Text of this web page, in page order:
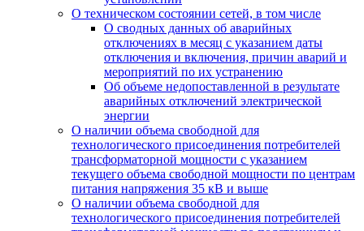
О техническом состоянии сетей, в том числе
О сводных данных об аварийных
отключениях в месяц с указанием даты
отключения и включения, причин аварий и
мероприятий по их устранению
Об объеме недопоставленной в результате
аварийных отключений электрической
энергии
О наличии объема свободной для
технологического присоединения потребителей
трансформаторной мощности с указанием
текущего объема свободной мощности по центрам
питания напряжения 35 кВ и выше
О наличии объема свободной для
технологического присоединения потребителей